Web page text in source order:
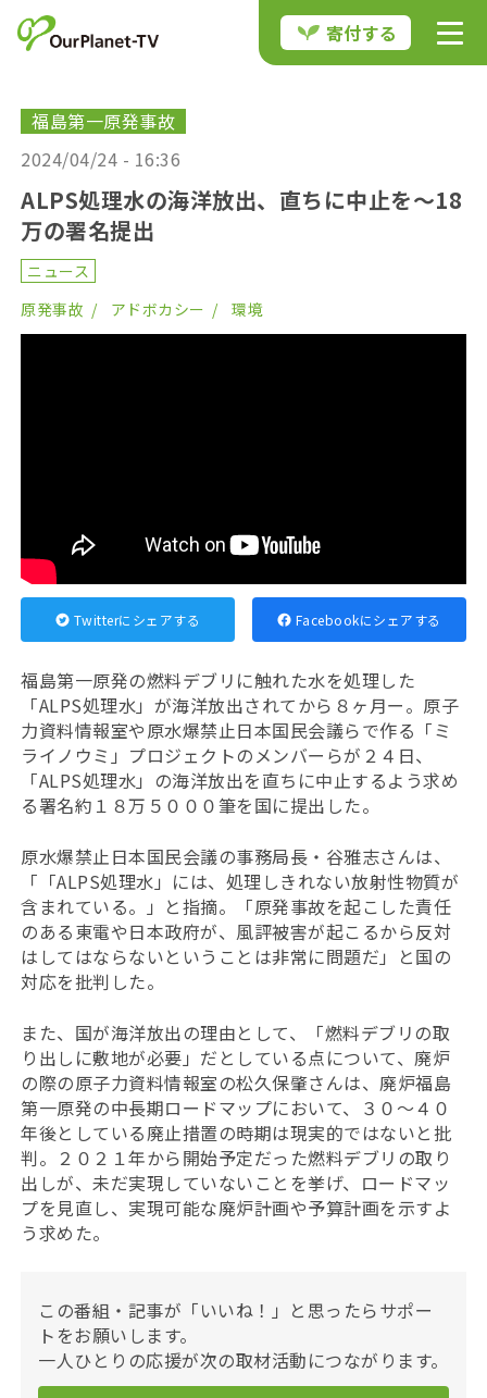
寄付する
福島第一原発事故
2024/04/24 - 16:36
ALPS処理水の海洋放出、直ちに中止を〜18
万の署名提出
ニュース
原発事故
アドボカシー 環境
Twitterにシェアする Facebookにシェアする
福島第一原発の燃料デブリに触れた水を処理した
「ALPS処理水」が海洋放出されてから８ヶ月ー。原子
力資料情報室や原水爆禁止日本国民会議らで作る「ミ
ライノウミ」プロジェクトのメンバーらが２４日、
「ALPS処理水」の海洋放出を直ちに中止するよう求め
る署名約１８万５０００筆を国に提出した。
原水爆禁止日本国民会議の事務局長・谷雅志さんは、
「「ALPS処理水」には、処理しきれない放射性物質が
含まれている。」と指摘。「原発事故を起こした責任
のある東電や日本政府が、風評被害が起こるから反対
はしてはならないということは非常に問題だ」と国の
対応を批判した。
また、国が海洋放出の理由として、「燃料デブリの取
り出しに敷地が必要」だとしている点について、廃炉
の際の原子力資料情報室の松久保肇さんは、廃炉福島
第一原発の中長期ロードマップにおいて、３０～４０
年後としている廃止措置の時期は現実的ではないと批
判。２０２１年から開始予定だった燃料デブリの取り
出しが、未だ実現していないことを挙げ、ロードマッ
プを見直し、実現可能な廃炉計画や予算計画を示すよ
う求めた。
この番組・記事が「いいね！」と思ったらサポー
トをお願いします。
一人ひとりの応援が次の取材活動につながります。